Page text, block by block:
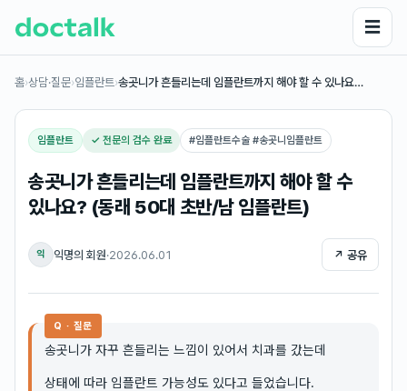
☰
홈›상담·질문›임플란트›송곳니가 흔들리는데 임플란트까지 해야 할 수 있나요…
임플란트 ✓ 전문의 검수 완료 #임플란트수술 #송곳니임플란트
송곳니가 흔들리는데 임플란트까지 해야 할 수
있나요? (동래 50대 초반/남 임플란트)
익 익명의 회원·2026.06.01 ↗ 공유
Q · 질문
송곳니가 자꾸 흔들리는 느낌이 있어서 치과를 갔는데
상태에 따라 임플란트 가능성도 있다고 들었습니다.